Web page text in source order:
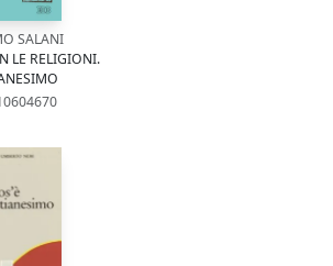
SALANI
LE RELIGIONI.